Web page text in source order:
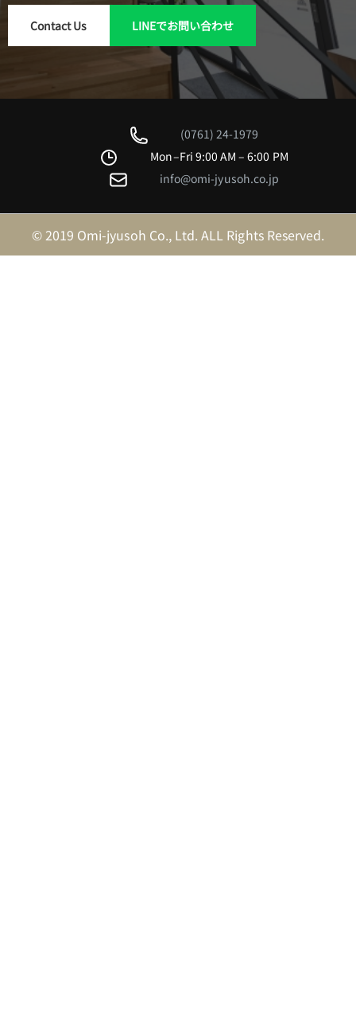
Contact Us LINEでお問い合わせ
(0761) 24-1979
Mon–Fri 9:00 AM – 6:00 PM
info@omi-jyusoh.co.jp
© 2019 Omi-jyusoh Co., Ltd. ALL Rights Reserved.